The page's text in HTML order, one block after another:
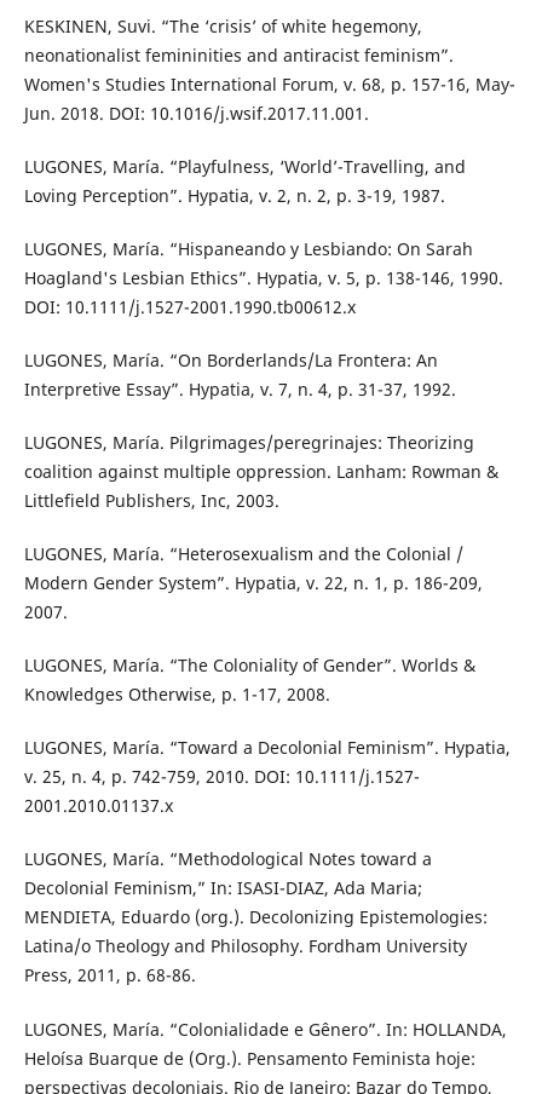
KESKINEN, Suvi. “The ‘crisis’ of white hegemony,
neonationalist femininities and antiracist feminism”.
Women's Studies International Forum, v. 68, p. 157-16, May-
Jun. 2018. DOI: 10.1016/j.wsif.2017.11.001.
LUGONES, María. “Playfulness, ‘World’-Travelling, and
Loving Perception”. Hypatia, v. 2, n. 2, p. 3-19, 1987.
LUGONES, María. “Hispaneando y Lesbiando: On Sarah
Hoagland's Lesbian Ethics”. Hypatia, v. 5, p. 138-146, 1990.
DOI: 10.1111/j.1527-2001.1990.tb00612.x
LUGONES, María. “On Borderlands/La Frontera: An
Interpretive Essay”. Hypatia, v. 7, n. 4, p. 31-37, 1992.
LUGONES, María. Pilgrimages/peregrinajes: Theorizing
coalition against multiple oppression. Lanham: Rowman &
Littlefield Publishers, Inc, 2003.
LUGONES, María. “Heterosexualism and the Colonial /
Modern Gender System”. Hypatia, v. 22, n. 1, p. 186-209,
2007.
LUGONES, María. “The Coloniality of Gender”. Worlds &
Knowledges Otherwise, p. 1-17, 2008.
LUGONES, María. “Toward a Decolonial Feminism”. Hypatia,
v. 25, n. 4, p. 742-759, 2010. DOI: 10.1111/j.1527-
2001.2010.01137.x
LUGONES, María. “Methodological Notes toward a
Decolonial Feminism,” In: ISASI-DIAZ, Ada Maria;
MENDIETA, Eduardo (org.). Decolonizing Epistemologies:
Latina/o Theology and Philosophy. Fordham University
Press, 2011, p. 68-86.
LUGONES, María. “Colonialidade e Gênero”. In: HOLLANDA,
Heloísa Buarque de (Org.). Pensamento Feminista hoje:
perspectivas decoloniais. Rio de Janeiro: Bazar do Tempo,